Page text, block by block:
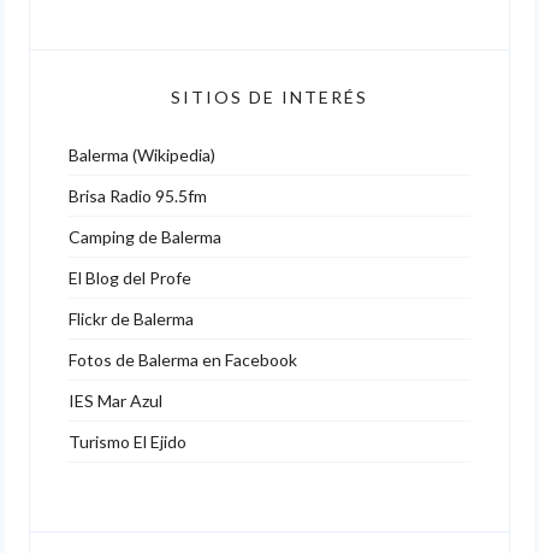
SITIOS DE INTERÉS
Balerma (Wikipedia)
Brisa Radio 95.5fm
Camping de Balerma
El Blog del Profe
Flickr de Balerma
Fotos de Balerma en Facebook
IES Mar Azul
Turismo El Ejido